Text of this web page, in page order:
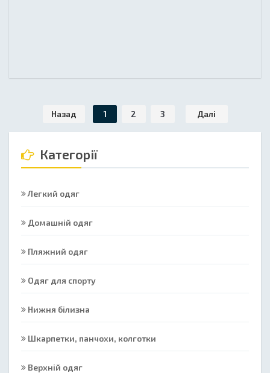
Назад 1 2 3 Далі
Категорії
Легкий одяг
Домашній одяг
Пляжний одяг
Одяг для спорту
Нижня білизна
Шкарпетки, панчохи, колготки
Верхній одяг